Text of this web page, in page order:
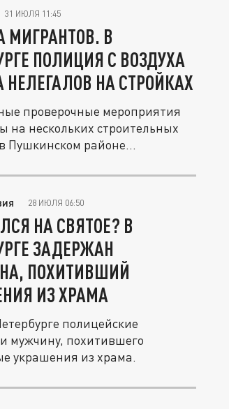
31 ИЮЛЯ 11:45
МИГРАНТОВ. В
ПОЛИЦИЯ С ВОЗДУХА
НЕЛЕГАЛОВ НА СТРОЙКАХ
проверочные мероприятия
на нескольких строительных
Пушкинском районе...
28 ИЮЛЯ 06:50
НА СВЯТОЕ? В
ЗАДЕРЖАН
ПОХИТИВШИЙ
ИЗ ХРАМА
полицейские
мужчину, похитившего
украшения из храма.